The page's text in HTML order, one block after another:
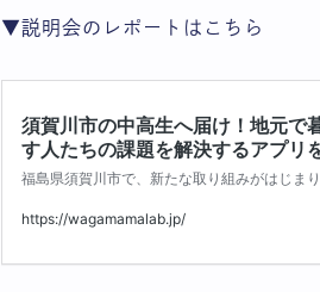
▼説明会のレポートはこちら